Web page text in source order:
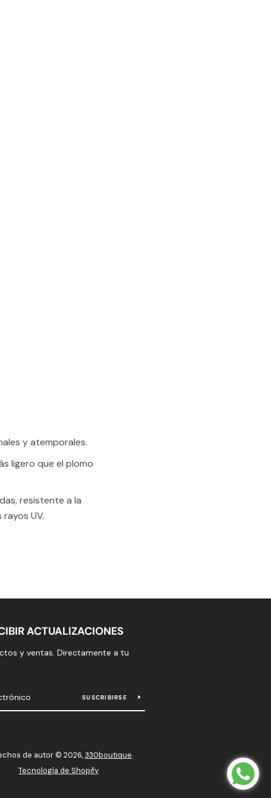
y atemporales.
ligero que el plomo
resistente a la
UV.
ACTUALIZACIONES
y ventas. Directamente a tu
SUSCRIBIRSE
de autor © 2026,330boutique.
Tecnología de Shopify